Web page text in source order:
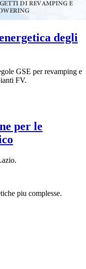
degli
GSE per revamping e
FV.
per le
piu complesse.